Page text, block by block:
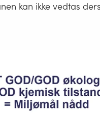
kan ikke vedtas